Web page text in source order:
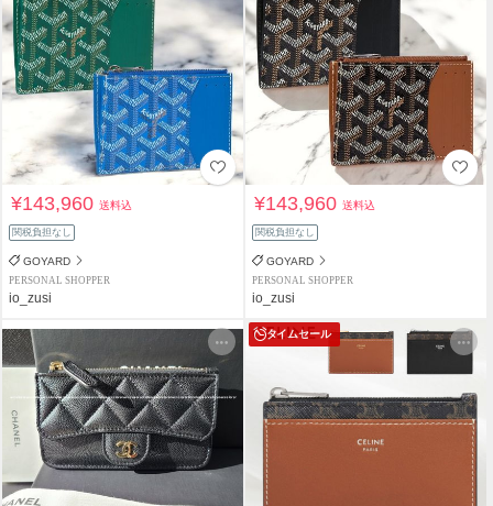
¥143,960送料込
関税負担なし
GOYARD
PERSONAL SHOPPER
io_zusi
¥143,960送料込
関税負担なし
GOYARD
PERSONAL SHOPPER
io_zusi
タイムセール